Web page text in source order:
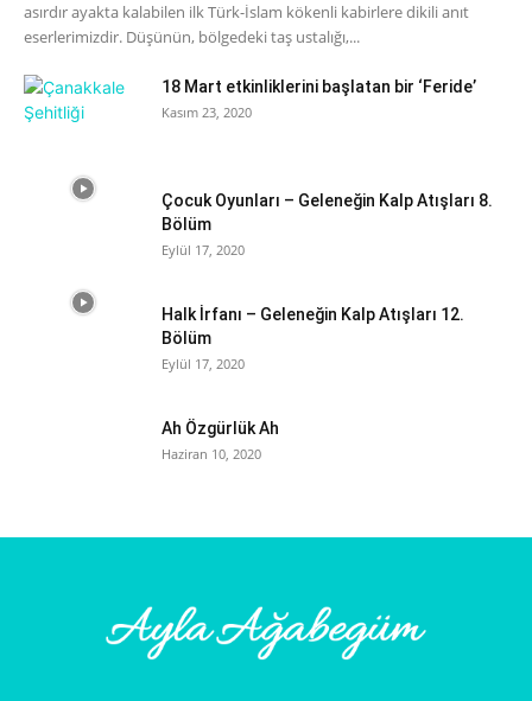
asırdır ayakta kalabilen ilk Türk-İslam kökenli kabirlere dikili anıt
eserlerimizdir. Düşünün, bölgedeki taş ustalığı,...
18 Mart etkinliklerini başlatan bir ‘Feride’
Kasım 23, 2020
Çocuk Oyunları – Geleneğin Kalp Atışları 8.
Bölüm
Eylül 17, 2020
Halk İrfanı – Geleneğin Kalp Atışları 12.
Bölüm
Eylül 17, 2020
Ah Özgürlük Ah
Haziran 10, 2020